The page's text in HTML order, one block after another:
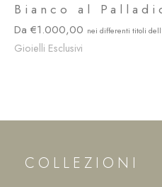
Bianco al
1.000,00
Gioielli Esclusivi
COLLEZIONI